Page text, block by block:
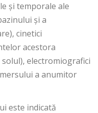
și temporale ale
și a
cinetici
acestora
electromiografici
a anumitor
este indicată